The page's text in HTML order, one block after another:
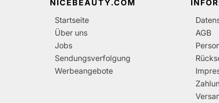
NICEBEAUTY.COM
Startseite
Über uns
Jobs
Sendungsverfolgung
Werbeangebote
AGB